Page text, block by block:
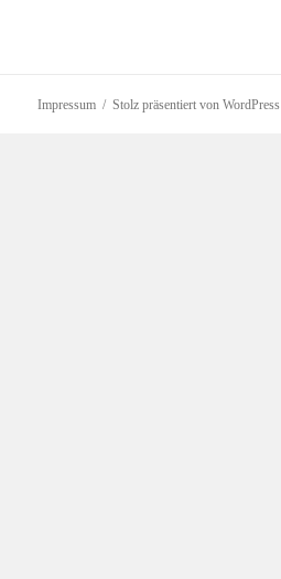
Impressum Stolz präsentiert von WordPress